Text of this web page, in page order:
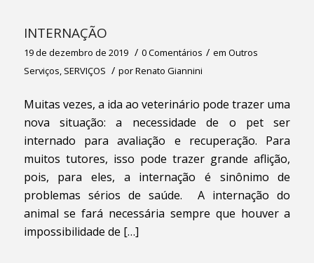
INTERNAÇÃO
19 de dezembro de 2019 / 0 Comentários / em Outros
Serviços, SERVIÇOS / porRenato Giannini
Muitas vezes, a ida ao veterinário pode trazer uma
nova situação: a necessidade de o pet ser
internado para avaliação e recuperação. Para
muitos tutores, isso pode trazer grande aflição,
pois, para eles, a internação é sinônimo de
problemas sérios de saúde. A internação do
animal se fará necessária sempre que houver a
impossibilidade de […]